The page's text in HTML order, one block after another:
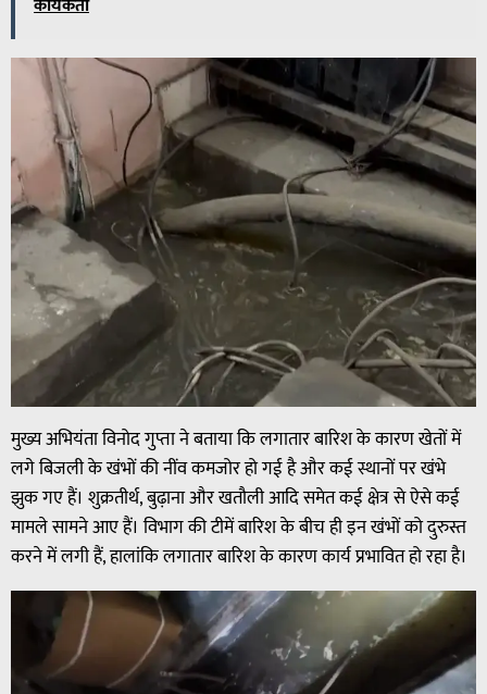
कार्यकर्ता
मुख्य अभियंता विनोद गुप्ता ने बताया कि लगातार बारिश के कारण खेतों में
लगे बिजली के खंभों की नींव कमजोर हो गई है और कई स्थानों पर खंभे
झुक गए हैं। शुक्रतीर्थ, बुढ़ाना और खतौली आदि समेत कई क्षेत्र से ऐसे कई
मामले सामने आए हैं। विभाग की टीमें बारिश के बीच ही इन खंभों को दुरुस्त
करने में लगी हैं, हालांकि लगातार बारिश के कारण कार्य प्रभावित हो रहा है।